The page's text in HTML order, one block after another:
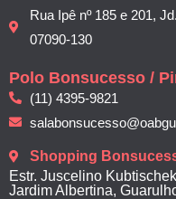
Rua Ipê nº 185 e 201,
07090-130
Polo Bonsucesso /
(11) 4395-9821
Shopping
Estr. Juscelino
Jardim Albertina,